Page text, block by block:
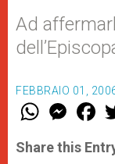
Ad
FEBBRAIO 01,
W
t
s
M
e
s
e
F
a
e
b
Share this